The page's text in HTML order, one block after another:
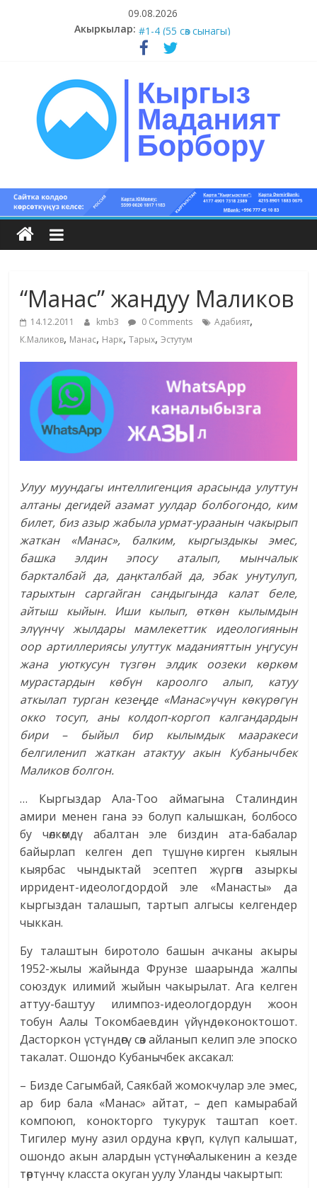
09.08.2026
Акыркылар: #5-8 (55 сөз сынагы)
#1-4 (55 сөз сынагы)
#13-14 (55 сөз сынагы)
#9-10 (55 сөз сынагы)
Кыргыз
маданият
Кыргыз
маданияты
жана
“Манас” жандуу Маликов
14.12.2011 kmb3 0 Comments Адабият,
К.Маликов, Манас, Нарк,Тарых,Эстутум
Улуу муундагы интеллигенция арасында улуттун
алтаны дегидей азамат уулдар болбогондо, ким
билет, биз азыр жабыла урмат-ураанын чакырып
жаткан «Манас», балким, кыргыздыкы эмес,
башка элдин эпосу аталып, мынчалык
баркталбай да, даңкталбай да, эбак унутулуп,
тарыхтын саргайган сандыгында калат беле,
айтыш кыйын. Иши кылып, өткөн кылымдын
элүүнчү жылдары мамлекеттик идеологиянын
оор артиллериясы улуттук маданияттын уңгусун
жана уюткусун түзгөн элдик оозеки көркөм
мурастардын көбүн кароолго алып, катуу
аткылап турган кезеңде «Манас»үчүн көкүрөгүн
окко тосуп, аны колдоп-коргоп калгандардын
бири – быйыл бир кылымдык мааракеси
белгиленип жаткан атактуу акын Кубанычбек
Маликов болгон.
… Кыргыздар Ала-Тоо аймагына Сталиндин
амири менен гана ээ болуп калышкан, болбосо
бу чөлкөмдү абалтан эле биздин ата-бабалар
байырлап келген деп түшүнө кирген кыялын
кыярбас чындыктай эсептеп жүргөн азыркы
ирридент-идеологдордой эле «Манасты» да
кыргыздан талашып, тартып алгысы келгендер
чыккан.
Бу талаштын биротоло башын ачканы акыры
1952-жылы жайында Фрунзе шаарында жалпы
союздук илимий жыйын чакырылат. Ага келген
аттуу-баштуу илимпоз-идеологдордун жоон
тобун Аалы Токомбаевдин үйүндө коноктошот.
Дасторкон үстүндөгү сөз айланып келип эле эпоско
такалат. Ошондо Кубанычбек аксакал:
– Бизде Сагымбай, Саякбай жомокчулар эле эмес,
ар бир бала «Манас» айтат, – деп камырабай
компоюп, конокторго тукурук таштап коет.
Тигилер муну азил ордуна көрүп, күлүп калышат,
ошондо акын алардын үстүнө Аалыкенин а кезде
төртүнчү класста окуган уулу Уланды чакыртып: